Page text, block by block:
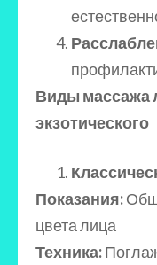
Виды массажа
экзотического
Показания:
цвета лица
Техника: